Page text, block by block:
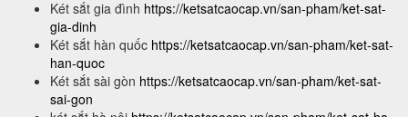
Két sắt gia đình https://ketsatcaocap.vn/san-pham/ket-sat-
gia-dinh
Két sắt hàn quốc https://ketsatcaocap.vn/san-pham/ket-sat-
han-quoc
Két sắt sài gòn https://ketsatcaocap.vn/san-pham/ket-sat-
sai-gon